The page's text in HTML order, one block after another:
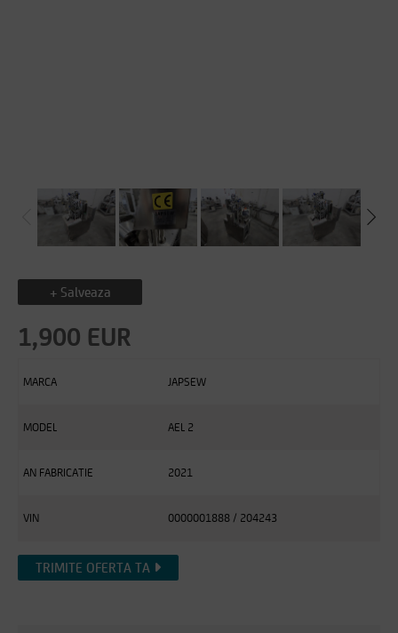
+ Salveaza
1,900 EUR
MARCA JAPSEW
MODEL AEL 2
AN FABRICATIE 2021
VIN 0000001888 / 204243
TRIMITE OFERTA TA